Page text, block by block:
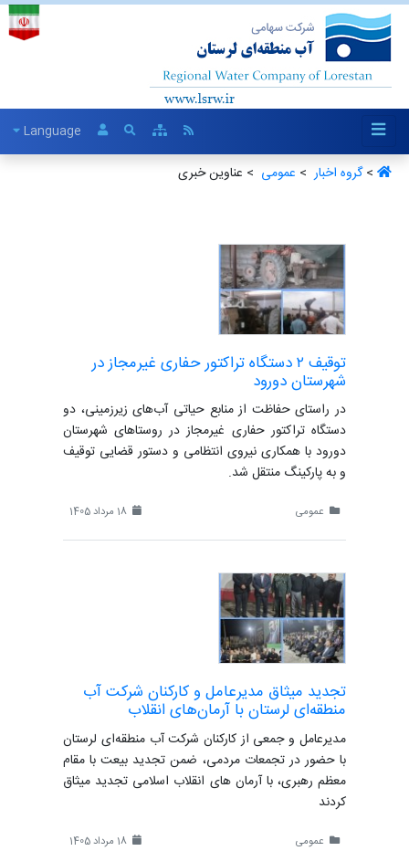
Language
>گروه اخبار ‏ > عمومی ‏ > عناوین خبری
توقیف ۲ دستگاه تراکتور حفاری غیرمجاز در
شهرستان دورود
در راستای حفاظت از منابع حیاتی آب‌های زیرزمینی، دو
دستگاه تراکتور حفاری غیرمجاز در روستاهای شهرستان
دورود با همکاری نیروی انتظامی و دستور قضایی توقیف
و به پارکینگ منتقل شد.
عمومی
تجدید میثاق مدیرعامل و کارکنان شرکت آب
منطقه‌ای لرستان با آرمان‌های انقلاب
مدیرعامل و جمعی از کارکنان شرکت آب منطقه‌ای لرستان
با حضور در تجمعات مردمی، ضمن تجدید بیعت با مقام
معظم رهبری، با آرمان های انقلاب اسلامی تجدید میثاق
کردند
عمومی